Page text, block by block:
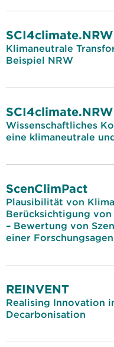
Klimaneutrale
Beispiel NRW
SCI4climate.NRW
Wissenschaftliches
eine klimaneutrale
ScenClimPact
Plausibilität von
Berücksichtigung
– Bewertung von
einer
REINVENT
Realising Innovation
Decarbonisation